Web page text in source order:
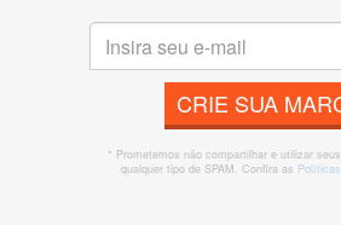
CRIE SUA
* Prometemos não compartilhar e utilizar
qualquer tipo de SPAM. Confira as